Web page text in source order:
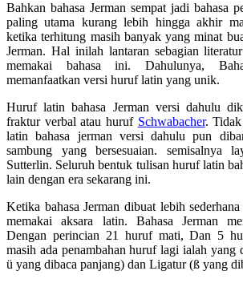
Bahkan bahasa Jerman sempat jadi bahasa
paling utama kurang lebih hingga akhir
ketika terhitung masih banyak yang minat
Jerman. Hal inilah lantaran sebagian
memakai bahasa ini. Dahulunya,
memanfaatkan versi huruf latin yang unik.
Huruf latin bahasa Jerman versi dahulu
fraktur verbal atau huruf Schwabacher.
latin bahasa jerman versi dahulu pun
sambung yang bersesuaian. semisalnya
Sutterlin. Seluruh bentuk tulisan huruf latin
lain dengan era sekarang ini.
Ketika bahasa Jerman dibuat lebih
memakai aksara latin. Bahasa Jerman
Dengan perincian 21 huruf mati, Dan 5
masih ada penambahan huruf lagi ialah yang
ü yang dibaca panjang) dan Ligatur (ß yang